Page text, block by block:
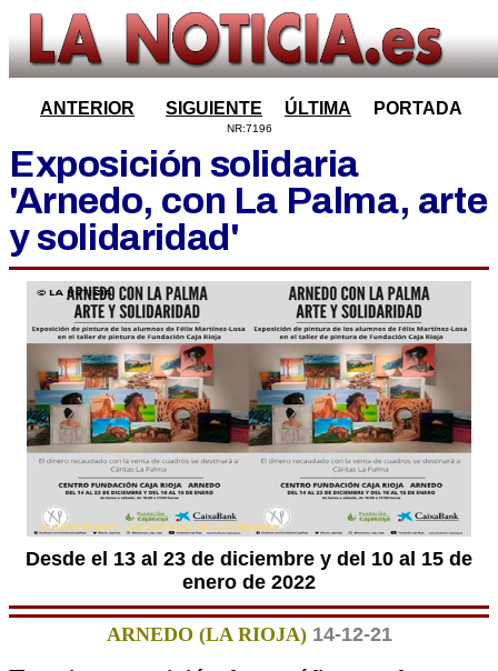
ANTERIOR SIGUIENTE ÚLTIMA PORTADA
NR:7196
Exposición solidaria
'Arnedo, con La Palma, arte
y solidaridad'
Desde el 13 al 23 de diciembre y del 10 al 15 de
enero de 2022
ARNEDO (LA RIOJA) 14-12-21